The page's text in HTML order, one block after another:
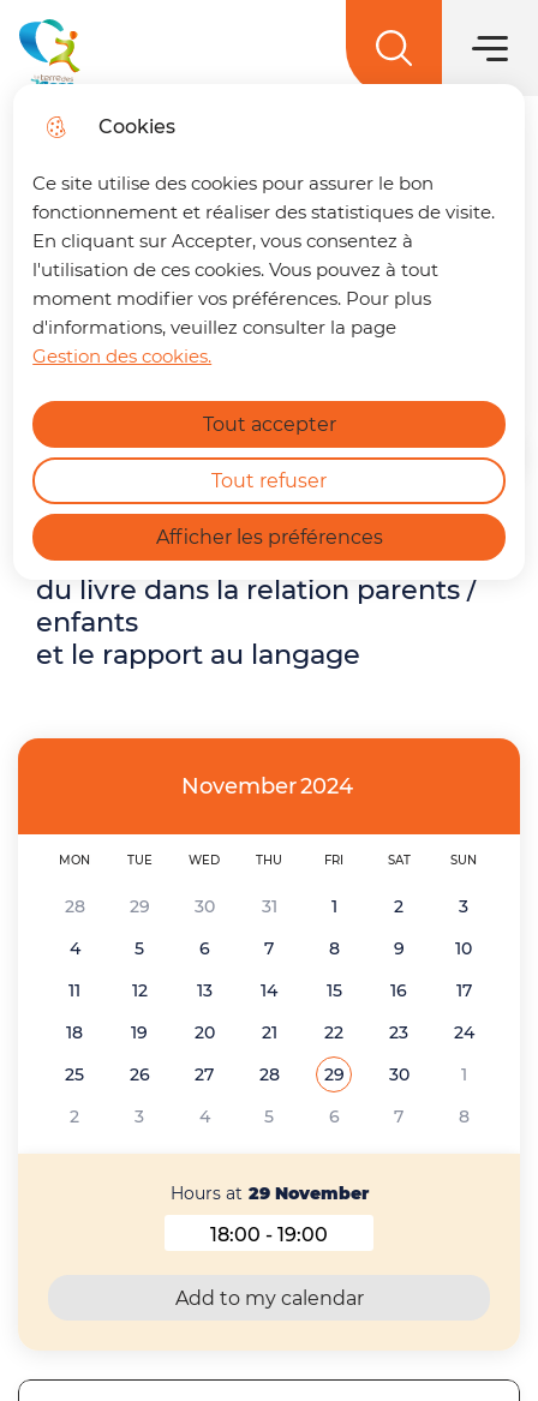
Cookies
Ce site utilise des cookies pour assurer le bon
fonctionnement et réaliser des statistiques de visite.
En cliquant sur Accepter, vous consentez à
l'utilisation de ces cookies. Vous pouvez à tout
moment modifier vos préférences. Pour plus
d'informations, veuillez consulter la page
Gestion des cookies.
Afficher les préférences
Tout accepter
Tout refuser
Skip to
menu
content
Skip to
site map
🚌 Vos déplacements simplifiés sur La
terre des 2 caps !Un trajet à préparer ?
Retrouvez dès maintenant notre nouvelle
page dédiée à la mobilité. En quelques clics,
vous pouvez :
Connaître l'horaire du prochain bus à
votre arrêt.
Consulter les tracés et fiches horaires
https://terredes2caps.fr/trouver-son-trajet
Find out more
La terre des 2 caps Menu
Conseil numérique
Atelier Conférence : Un
bébé, un enfant, un livre,
pourquoi ?
Home
Atelier-Conférence sur la fonction
du livre dans la relation parents /
enfants
et le rapport au langage
November2024
MON TUE WED THU FRI SAT SUN
28 29 30 31 1 2
3
4
5 6 7 8 9
10
11
12 13 14 15 16
17
18
19 20 21 22 23
24
25
26 27 28 See all the events of
29November 2024
30
1
2
3 4 5 6 7 8
Hours at 29 November
Hours at 29 November
18:00 - 19:00
Add to my calendar